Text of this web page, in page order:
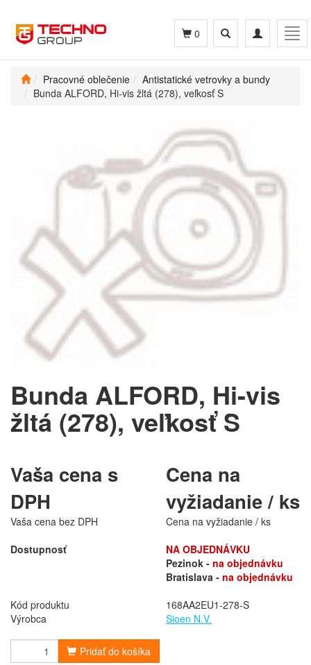
Toggle
navigation
Toggle
search
0
Pracovné oblečenie
Antistatické vetrovky a bundy
Bunda ALFORD, Hi-vis žltá (278), veľkosť S
Bunda ALFORD, Hi-vis
žltá (278), veľkosť S
Vaša cena s
DPH
Cena na
vyžiadanie / ks
Vaša cena bez DPH
Cena na vyžiadanie / ks
Dostupnosť
NA OBJEDNÁVKU
Pezinok - na objednávku
Bratislava - na objednávku
Kód produktu
168AA2EU1-278-S
Výrobca
Sioen N.V.
Pridať do košíka